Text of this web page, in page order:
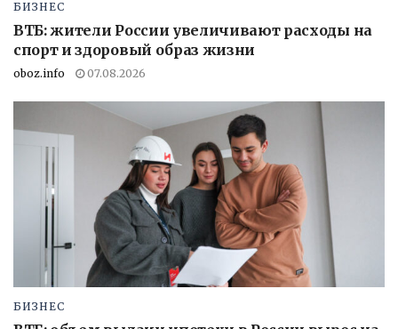
БИЗНЕС
ВТБ: жители России увеличивают расходы на
спорт и здоровый образ жизни
oboz.info 07.08.2026
БИЗНЕС